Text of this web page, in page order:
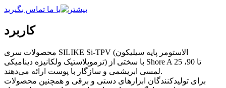
با ما تماس بگیرید
کاربرد
محصولات سری SILIKE Si-TPV (الاستومر پایه سیلیکون
ترموپلاستیک ولکانیزه دینامیکی) با سختی از Shore A 25 تا 90،
لمسی ابریشمی و سازگار با پوست ارائه می‌دهند.
برای تولیدکنندگان ابزارهای دستی و برقی و همچنین محصولات